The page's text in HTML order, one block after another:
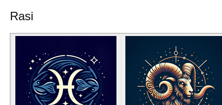
Rasi